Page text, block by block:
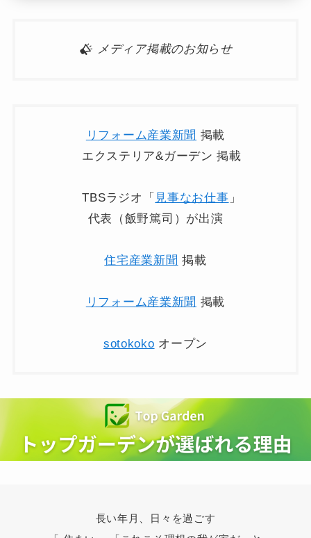
メディア掲載のお知らせ
リフォーム産業新聞 掲載
エクステリア&ガーデン 掲載
TBSラジオ「 見事なお仕事 」
代表（飯野篤司）が出演
住宅産業新聞 掲載
リフォーム産業新聞 掲載
sotokoko オープン
長い年月、日々を過ごす